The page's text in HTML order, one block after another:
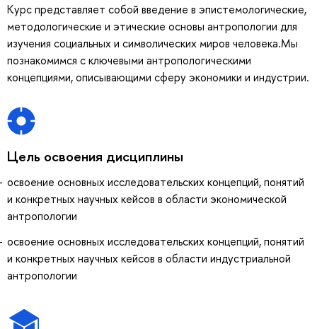
Курс представляет собой введение в эпистемологические,
методологические и этические основы антропологии для
изучения социальных и символических миров человека.Мы
познакомимся с ключевыми антропологическими
концепциями, описывающими сферу экономики и индустрии.
Цель освоения дисциплины
освоение основных исследовательских концепций, понятий
и конкретных научных кейсов в области экономической
антропологии
освоение основных исследовательских концепций, понятий
и конкретных научных кейсов в области индустриальной
антропологии